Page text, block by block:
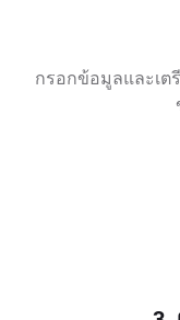
กรอกข้อมูลและเต